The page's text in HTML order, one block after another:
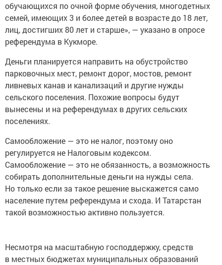
обучающихся по очной форме обучения, многодетных
семей, имеющих 3 и более детей в возрасте до 18 лет,
лиц, достигших 80 лет и старше», — указано в опросе
референдума в Кукморе.
Деньги планируется направить на обустройство
парковочных мест, ремонт дорог, мостов, ремонт
ливневых канав и канализаций и другие нужды
сельского поселения. Похожие вопросы будут
вынесены и на референдумах в других сельских
поселениях.
Самообложение — это не налог, поэтому оно
регулируется не Налоговым кодексом.
Самообложение — это не обязанность, а возможность
собирать дополнительные деньги на нужды села.
Но только если за такое решение выскажется само
население путем референдума и схода. И Татарстан
такой возможностью активно пользуется.
Несмотря на масштабную господдержку, средств
в местных бюджетах муниципальных образований